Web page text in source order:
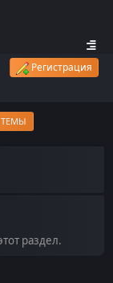
Регистрация
раздел.